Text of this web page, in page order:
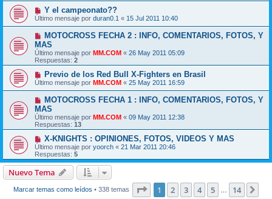
Y el campeonato??
Último mensaje por duran0.1 « 15 Jul 2011 10:40
MOTOCROSS FECHA 2 : INFO, COMENTARIOS, FOTOS, Y
MAS
Último mensaje por MM.COM « 26 May 2011 05:09
Respuestas: 2
Previo de los Red Bull X-Fighters en Brasil
Último mensaje por MM.COM « 25 May 2011 16:59
MOTOCROSS FECHA 1 : INFO, COMENTARIOS, FOTOS, Y
MAS
Último mensaje por MM.COM « 09 May 2011 12:38
Respuestas: 13
X-KNIGHTS : OPINIONES, FOTOS, VIDEOS Y MAS
Último mensaje por yoorch « 21 Mar 2011 20:46
Respuestas: 5
Nuevo Tema
Marcar temas como leídos • 338 temas Página de 14
1 2 3 4 5 14